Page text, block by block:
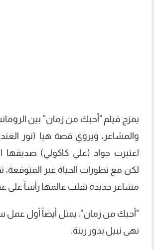
يمزج فيلم "أحبك من زمان" بين
والمشاعر، ويروي قصة هيا (نور
اعتبرت جواد (علي كاكولي) صديقها
لكن مع تطورات الحياة غير المتوقعة،
مشاعر جديدة تقلب عالمها رأساً على
"أحبك من زمان"، يمثل أيضاً أول عمل
نهى نبيل بدور زينة.